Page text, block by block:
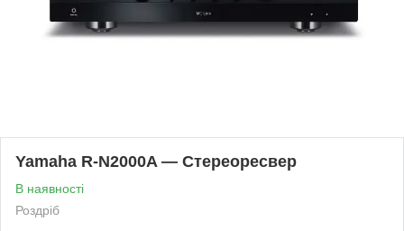
Yamaha R-N2000A — Стереоресвер
В наявності
Роздріб